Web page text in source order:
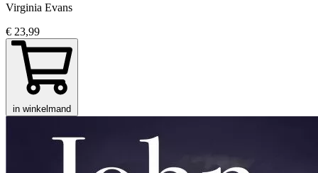
Virginia Evans
€ 23,99
in winkelmand